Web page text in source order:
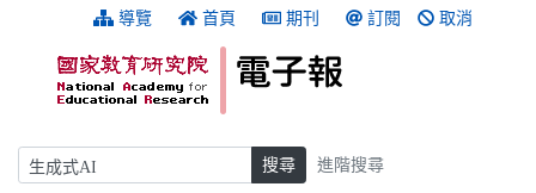
跳到主要內容 導覽 首頁 期刊 訂閱 取消
搜尋 搜尋 進階搜尋